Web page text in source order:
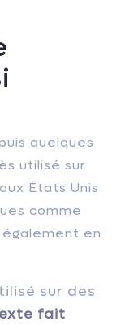
quelques
utilisé sur
États Unis
comme
également en
sur des
fait